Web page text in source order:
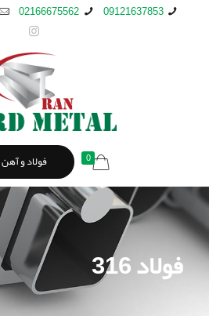
09121637853
02166675562
0 فولاد و آهن
فولاد 316